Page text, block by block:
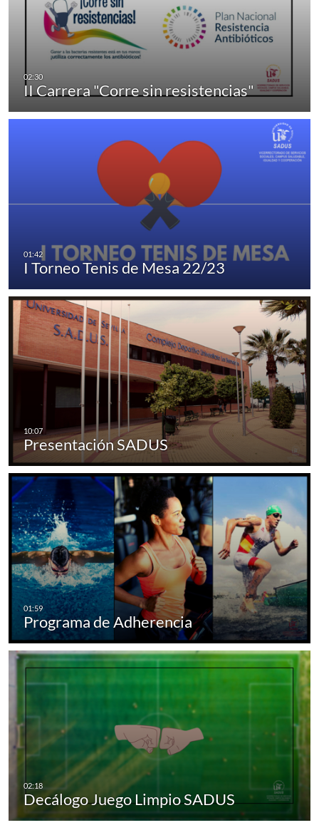
II Carrera "Corre sin resistencias"
I Torneo Tenis de Mesa 22/23
Presentación SADUS
Programa de Adherencia
Decálogo Juego Limpio SADUS